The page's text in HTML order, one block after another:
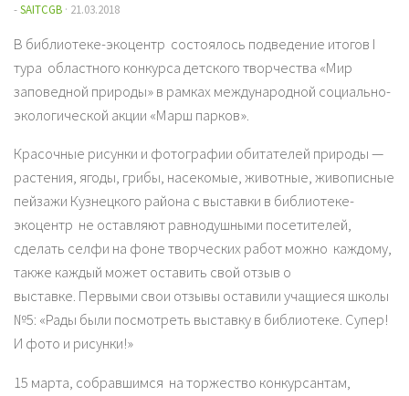
-SAITCGB · 21.03.2018
В библиотеке-экоцентр состоялось подведение итогов I
тура областного конкурса детского творчества «Мир
заповедной природы» в рамках международной социально-
экологической акции «Марш парков».
Красочные рисунки и фотографии обитателей природы —
растения, ягоды, грибы, насекомые, животные, живописные
пейзажи Кузнецкого района с выставки в библиотеке-
экоцентр не оставляют равнодушными посетителей,
сделать селфи на фоне творческих работ можно каждому,
также каждый может оставить свой отзыв о
выставке. Первыми свои отзывы оставили учащиеся школы
№5: «Рады были посмотреть выставку в библиотеке. Супер!
И фото и рисунки!»
15 марта, собравшимся на торжество конкурсантам,